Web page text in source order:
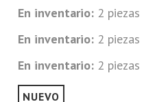
En inventario: 2 piezas
En inventario: 2 piezas
En inventario: 2 piezas
NUEVO